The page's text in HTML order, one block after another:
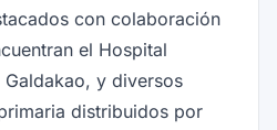
con colaboración
el Hospital
y diversos
distribuidos por